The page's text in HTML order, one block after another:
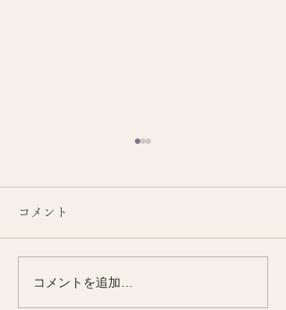
季節とともに整える
コメント
コメントを追加…